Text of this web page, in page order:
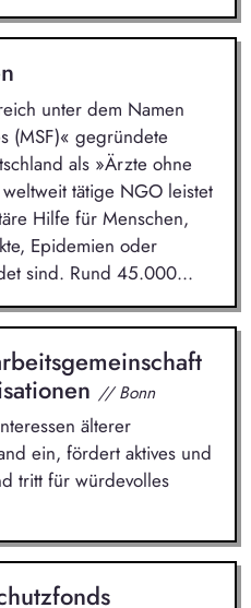
unter dem Namen
(MSF)« gegründete
als »Ärzte ohne
tätige NGO leistet
Hilfe für Menschen,
Epidemien oder
sind. Rund 45.000...
// Bonn
älterer
ein, fördert aktives und
tritt für würdevolles